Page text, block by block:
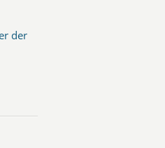
der